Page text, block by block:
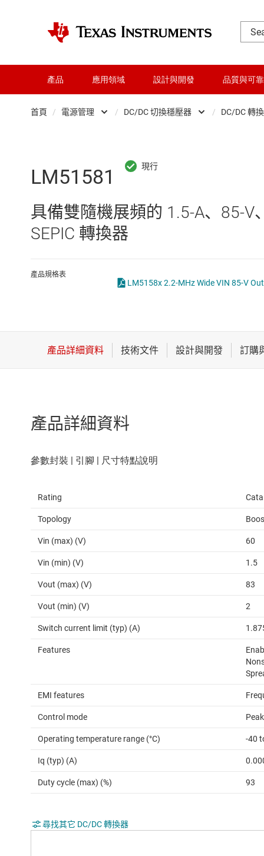
產品 應用領域 設計與開發 品質與可
首頁 / 電源管理
交換器與多工器
射頻 (RF) 與微波
微控制器 (MCU) 與處理器
時鐘與計時
/ DC/DC 切換穩壓器
DDR 記憶體電源 IC
/ DC/DC 轉
LM51581
具備雙隨機展頻的 1.5-A、85-V
SEPIC 轉換器
產品規格表
產品詳細資料
Rating
Topology
Vin (max) (V) 60
Vin (min) (V) 1.5
Vout (max) (V) 83
Vout (min) (V) 2
Switch current limit (typ) (A)
Features
EMI features
Control mode
Operating temperature range (°C) -40
Iq (typ) (A)
Duty cycle (max) (%) 93
尋找其它 DC/DC 轉換器